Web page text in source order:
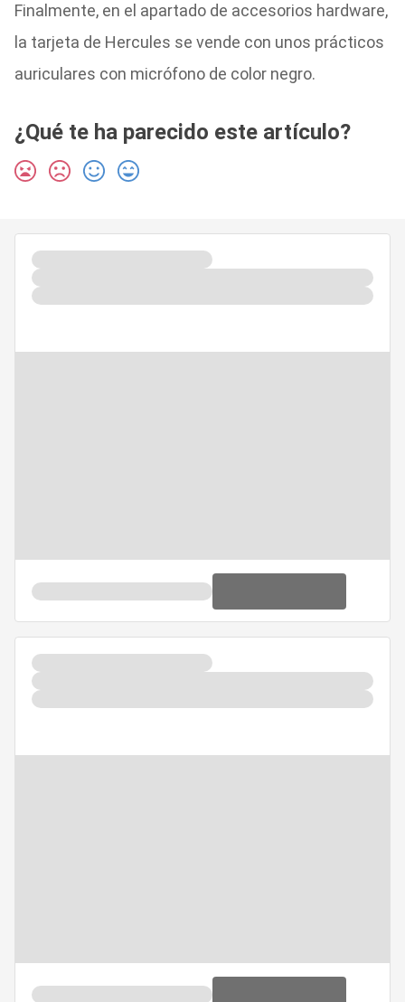
Finalmente, en el apartado de accesorios hardware,
la tarjeta de Hercules se vende con unos prácticos
auriculares con micrófono de color negro.
¿Qué te ha parecido este artículo?